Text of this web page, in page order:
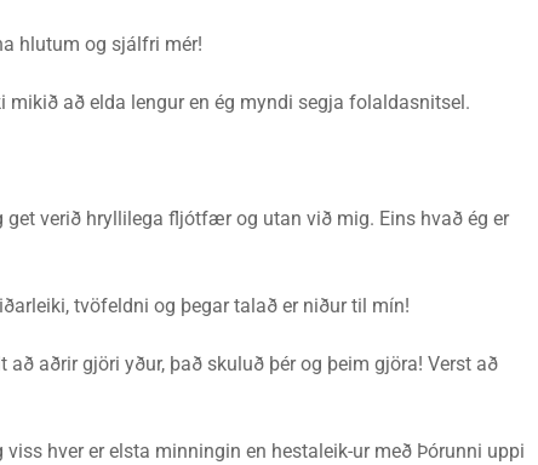
hlutum og sjálfri mér!
mikið að elda lengur en ég myndi segja folaldasnitsel.
get verið hryllilega fljótfær og utan við mig. Eins hvað ég er
tvöfeldni og þegar talað er niður til mín!
að aðrir gjöri yður, það skuluð þér og þeim gjöra! Verst að
viss hver er elsta minningin en hestaleik-ur með Þórunni uppi